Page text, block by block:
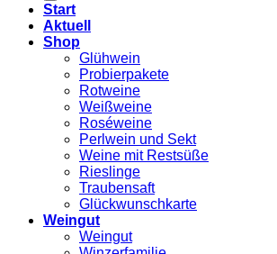
Start
Aktuell
Shop
Glühwein
Probierpakete
Rotweine
Weißweine
Roséweine
Perlwein und Sekt
Weine mit Restsüße
Rieslinge
Traubensaft
Glückwunschkarte
Weingut
Weingut